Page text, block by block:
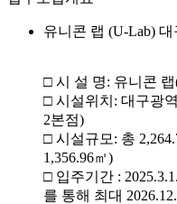
유니콘 랩 (U-Lab)
□ 시 설 명: 유니콘
□ 시설위치: 대구광
2본점)
□ 시설규모: 총
1,356.96㎡)
□ 입주기간 :
를 통해 최대